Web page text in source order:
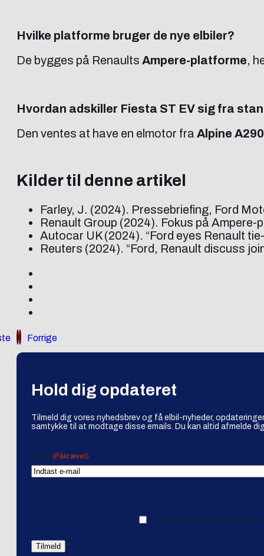
Hvilke platforme bruger de nye elbiler?
De bygges på Renaults Ampere-platforme,
Hvordan adskiller Fiesta ST EV sig fra
Den ventes at have en elmotor fra Alpine A290
Kilder til denne artikel
Farley, J. (2024). Pressebriefing, Ford
Renault Group (2024). Fokus på
Autocar UK (2024). “Ford eyes Renault
Reuters (2024). “Ford, Renault discuss
Forrige
Hold dig opdateret
Tilmeld dig vores nyhedsbrev og få elbil-nyheder,
samtykke til at modtage disse emails. Du kan altid afmelde
Email (Påkrævet)
Ja tak, jeg vil gerne modtage